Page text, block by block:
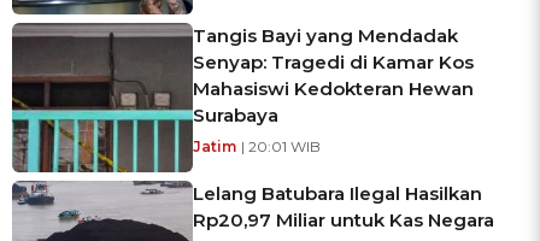
Tangis Bayi yang Mendadak
Senyap: Tragedi di Kamar Kos
Mahasiswi Kedokteran Hewan
Surabaya
Jatim | 20:01 WIB
Lelang Batubara Ilegal Hasilkan
Rp20,97 Miliar untuk Kas Negara